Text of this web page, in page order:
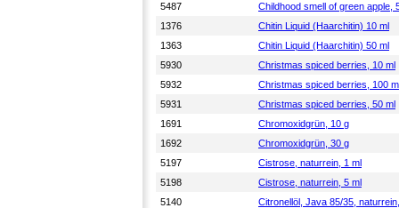
5487
Childhood smell of green apple,
1376
Chitin Liquid (Haarchitin) 10 ml
1363
Chitin Liquid (Haarchitin) 50 ml
5930
Christmas spiced berries, 10 ml
5932
Christmas spiced berries, 100
5931
Christmas spiced berries, 50 ml
1691
Chromoxidgrün, 10 g
1692
Chromoxidgrün, 30 g
5197
Cistrose, naturrein, 1 ml
5198
Cistrose, naturrein, 5 ml
5140
Citronellöl, Java 85/35,